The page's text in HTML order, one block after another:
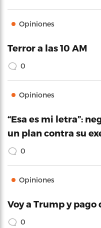
Opiniones
Terror a las 10 AM
0
Opiniones
“Esa es mi letra”:
un plan contra su
0
Opiniones
Voy a Trump y pago
0